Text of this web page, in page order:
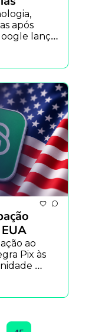
após
lança
da
ao
Pix às
Securitize
IPO.